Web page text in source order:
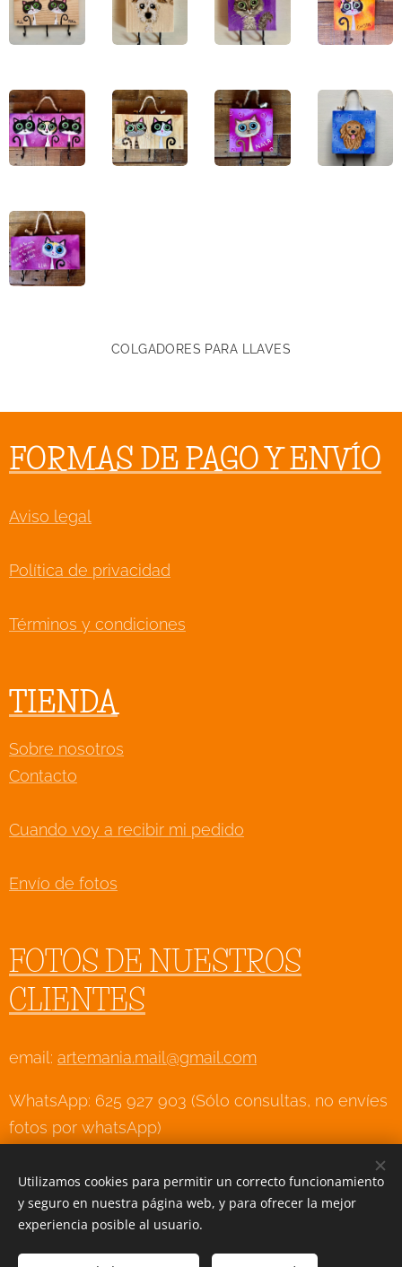
COLGADORES PARA LLAVES
FORMAS DE PAGO Y ENVÍO
Aviso legal
Política de privacidad
Términos y condiciones
TIENDA
Sobre nosotros
Contacto
Cuando voy a recibir mi pedido
Envío de fotos
FOTOS DE NUESTROS
CLIENTES
email: artemania.mail@gmail.com
WhatsApp: 625 927 903 (Sólo consultas, no envíes
fotos por whatsApp)
Creado conWebnode Cookies
Utilizamos cookies para permitir un correcto funcionamiento
y seguro en nuestra página web, y para ofrecer la mejor
experiencia posible al usuario.